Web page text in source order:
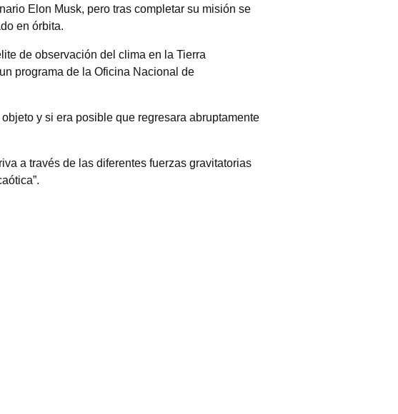
Elon Musk, pero tras completar su misión se
en órbita.
de observación del clima en la Tierra
programa de la Oficina Nacional de
y si era posible que regresara abruptamente
a través de las diferentes fuerzas gravitatorias